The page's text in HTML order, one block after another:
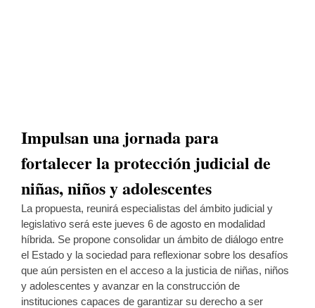
Impulsan una jornada para
fortalecer la protección judicial de
niñas, niños y adolescentes
La propuesta, reunirá especialistas del ámbito judicial y
legislativo será este jueves 6 de agosto en modalidad
híbrida. Se propone consolidar un ámbito de diálogo entre
el Estado y la sociedad para reflexionar sobre los desafíos
que aún persisten en el acceso a la justicia de niñas, niños
y adolescentes y avanzar en la construcción de
instituciones capaces de garantizar su derecho a ser